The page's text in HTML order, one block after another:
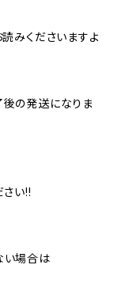
みくださいますよ
の発送になりま
さい!!
い場合は